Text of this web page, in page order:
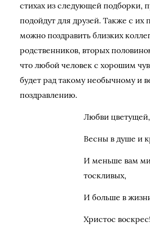
стихах из следующей подборки,
подойдут для друзей. Также с
можно поздравить близких
родственников, вторых
что любой человек с хорошим
будет рад такому необычному и
поздравлению.
Любви цветущей,
Весны в душе и
И меньше вам
тоскливых,
И больше в
Христос